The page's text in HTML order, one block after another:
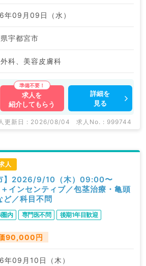
年09月09日（水）
宇都宮市
科、美容皮膚科
求人を
紹介してもらう
詳細を
見る
更新日 : 2026/08/04 求人No. : 999744
人
】2026/9/10（木）09:00〜
ンセンティブ／包茎治療・亀頭
ど／科目不問
内 専門医不問 後期1年目歓迎
90,000円
年09月10日（木）